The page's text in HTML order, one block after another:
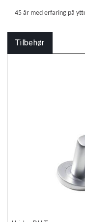
45 år med erfaring på
Tilbehør